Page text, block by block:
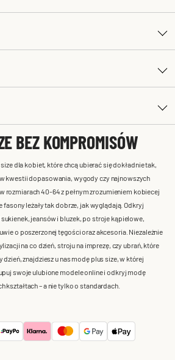
BEZ KOMPROMISÓW
dla kobiet, które chcą ubierać się dokładnie tak,
kwestii dopasowania, wygody czy najnowszych
rozmiarach 40-64 z pełnym zrozumieniem kobiecej
leżały tak dobrze, jak wyglądają. Odkryj
jeansów i bluzek, po stroje kąpielowe,
o poszerzonej tęgości oraz akcesoria. Niezależnie
na co dzień, stroju na imprezę, czy ubrań, które
dzień, znajdziesz u nas modę plus size, w której
swoje ulubione modele online i odkryj modę
kształtach – a nie tylko o standardach.